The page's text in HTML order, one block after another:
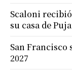
Scaloni
su casa de
San Francisco
2027